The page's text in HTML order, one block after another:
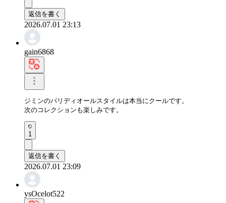
返信を書く
2026.07.01 23:13
gain6868
ジミンのパリディオールスタイルは本当にクールです。
次のコレクションも楽しみです。
1
返信を書く
2026.07.01 23:09
ysOcelot522